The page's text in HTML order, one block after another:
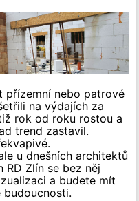
přízemní nebo patrové
na výdajích za
rok od roku rostou a
trend zastavil.
u dnešních architektů
RD Zlín se bez něj
a budete mít
budoucnosti.